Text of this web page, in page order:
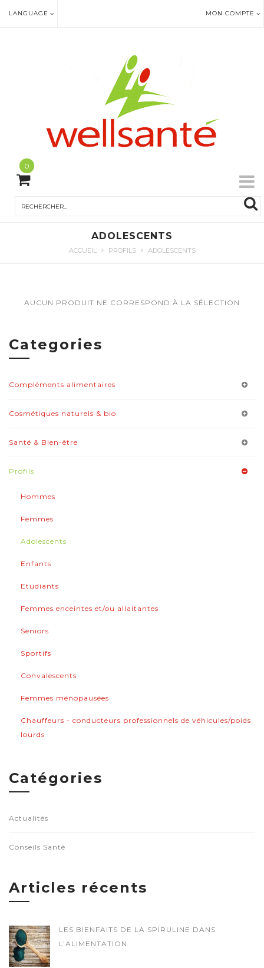
LANGUAGE MON COMPTE
0
ADOLESCENTS
ACCUEIL PROFILS ADOLESCENTS
AUCUN PRODUIT NE CORRESPOND À LA SÉLECTION
Categories
Compléments alimentaires
Cosmétiques naturels & bio
Santé & Bien-être
Profils
Hommes
Femmes
Adolescents
Enfants
Etudiants
Femmes enceintes et/ou allaitantes
Seniors
Sportifs
Convalescents
Femmes ménopausées
Chauffeurs - conducteurs professionnels de véhicules/poids
lourds
Catégories
Actualités
Conseils Santé
Articles récents
LES BIENFAITS DE LA SPIRULINE DANS
L’ALIMENTATION